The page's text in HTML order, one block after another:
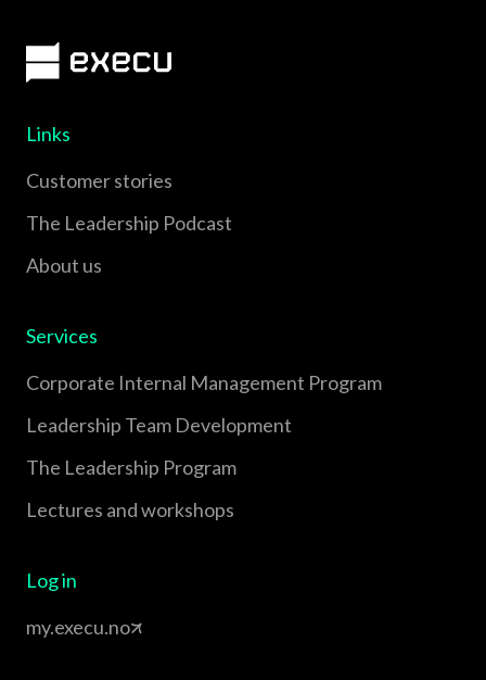
Links
Customer stories
The Leadership Podcast
About us
Services
Corporate Internal Management Program
Leadership Team Development
The Leadership Program
Lectures and workshops
Log in
my.execu.no